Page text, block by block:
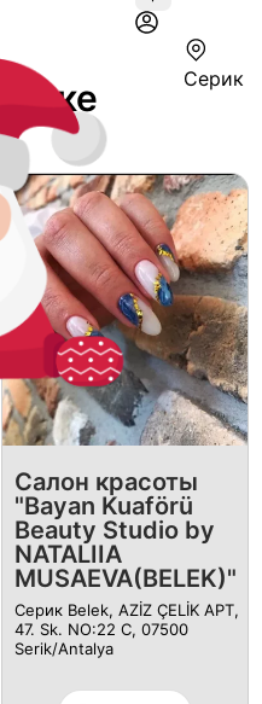
Серик
Салон красоты
"Bayan Kuaförü
Beauty Studio by
NATALIIA
MUSAEVA(BELEK)"
Серик Belek, AZİZ ÇELİK APT,
47. Sk. NO:22 C, 07500
Serik/Antalya